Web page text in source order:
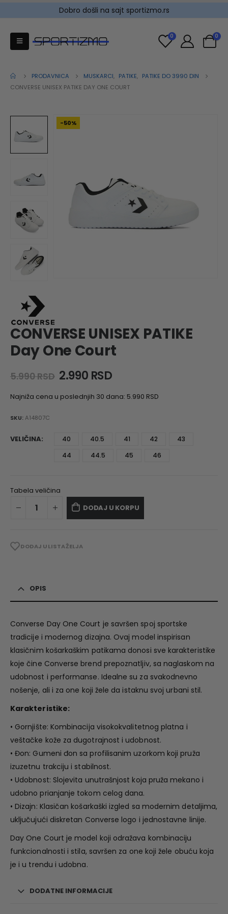
Dobro došli na sajt sportizmo.rs
0 0
PRODAVNICA MUSKARCI, PATIKE, PATIKE DO 3990 DIN
CONVERSE UNISEX PATIKE DAY ONE COURT
-50%
CONVERSE UNISEX PATIKE
Day One Court
5.990RSD Original
was:
2.990 RSDCurrent
is:
Najniža cena u poslednjih 30 dana: 5.990 RSD
SKU:A14807C
VELIČINA 40 40.5 41 42
43
44
44.5 45 46
Tabela veličina
DODAJ U KORPU
DODAJ U LISTA ŽELJA
OPIS
Converse Day One Court je savršen spoj sportske
tradicije i modernog dizajna. Ovaj model inspirisan
klasičnim košarkaškim patikama donosi sve karakteristike
koje čine Converse brend prepoznatljiv, sa naglaskom na
udobnost i performanse. Idealne su za svakodnevno
nošenje, ali i za one koji žele da istaknu svoj urbani stil.
Karakteristike:
• Gornjište: Kombinacija visokokvalitetnog platna i
veštačke kože za dugotrajnost i udobnost.
• Đon: Gumeni đon sa profilisanim uzorkom koji pruža
izuzetnu trakciju i stabilnost.
• Udobnost: Slojevita unutrašnjost koja pruža mekano i
udobno prianjanje tokom celog dana.
• Dizajn: Klasičan košarkaški izgled sa modernim detaljima,
uključujući diskretan Converse logo i jednostavne linije.
Day One Court je model koji odražava kombinaciju
funkcionalnosti i stila, savršen za one koji žele obuću koja
je i u trendu i udobna.
DODATNE INFORMACIJE